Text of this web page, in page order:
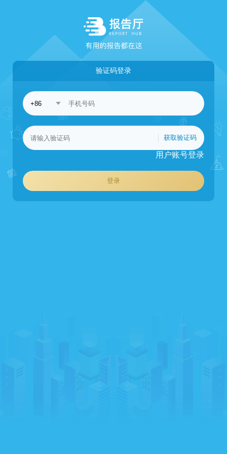
验证码登录
获取验证码
用户账号登录
登录